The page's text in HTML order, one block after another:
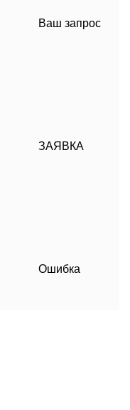
Ваш запрос
ЗАЯВКА
Ошибка